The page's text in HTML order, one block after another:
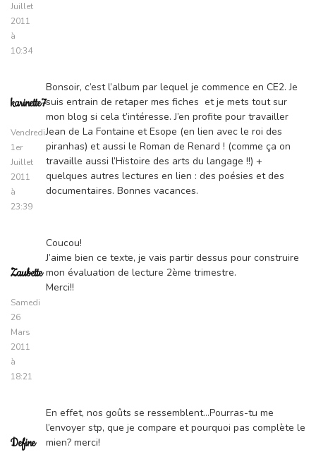
Juillet
2011
à
10:34
karinette7
Vendredi
1er
Juillet
2011
à
23:39
Bonsoir, c’est l’album par lequel je commence en CE2. Je
suis entrain de retaper mes fiches et je mets tout sur
mon blog si cela t’intéresse. J’en profite pour travailler
Jean de La Fontaine et Esope (en lien avec le roi des
piranhas) et aussi le Roman de Renard ! (comme ça on
travaille aussi l’Histoire des arts du langage !!) +
quelques autres lectures en lien : des poésies et des
documentaires. Bonnes vacances.
Zaubette
Samedi
26
Mars
2011
à
18:21
Coucou!
J’aime bien ce texte, je vais partir dessus pour construire
mon évaluation de lecture 2ème trimestre.
Merci!!
Define
En effet, nos goûts se ressemblent…Pourras-tu me
l’envoyer stp, que je compare et pourquoi pas complète le
mien? merci!